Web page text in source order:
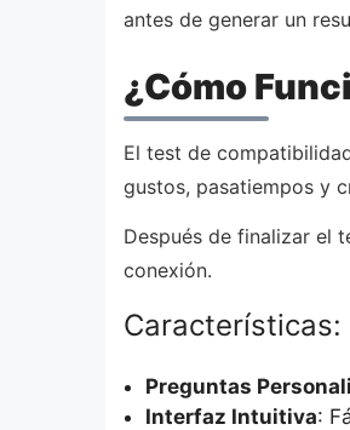
antes de generar un
¿Cómo
El test de
gustos, pasatiempos y
Después de finalizar el
conexión.
Características:
Preguntas
Interfaz Intuitiva: